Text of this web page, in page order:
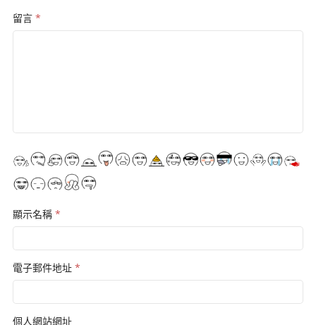
留言 *
顯示名稱 *
電子郵件地址 *
個人網站網址